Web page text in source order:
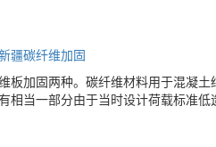
疆碳纤维加固
板加固两种。碳纤维材料用于混凝
相当一部分由于当时设计荷载标准低